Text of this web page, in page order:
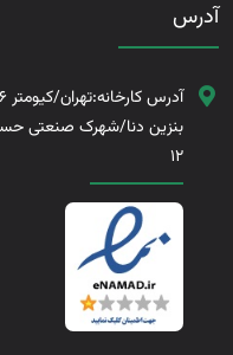
آدرس
12